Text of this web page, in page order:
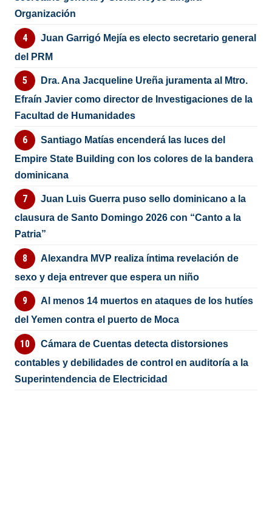
Organización
Juan Garrigó Mejía es electo secretario general
del PRM
Dra. Ana Jacqueline Ureña juramenta al Mtro.
Efraín Javier como director de Investigaciones de la
Facultad de Humanidades
Santiago Matías encenderá las luces del
Empire State Building con los colores de la bandera
dominicana
Juan Luis Guerra puso sello dominicano a la
clausura de Santo Domingo 2026 con “Canto a la
Patria”
Alexandra MVP realiza íntima revelación de
sexo y deja entrever que espera un niño
Al menos 14 muertos en ataques de los hutíes
del Yemen contra el puerto de Moca
Cámara de Cuentas detecta distorsiones
contables y debilidades de control en auditoría a la
Superintendencia de Electricidad